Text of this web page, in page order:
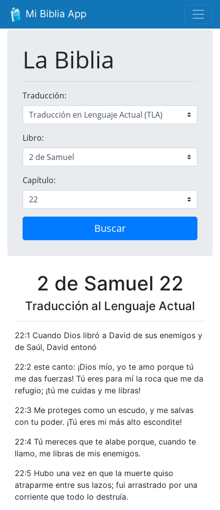
Mi Biblia App
La Biblia
Traducción:
Libro:
Capítulo:
Buscar
2 de Samuel 22
Traducción al Lenguaje Actual
22:1 Cuando Dios libró a David de sus enemigos y
de Saúl, David entonó
22:2 este canto: ¡Dios mío, yo te amo porque tú
me das fuerzas! Tú eres para mí la roca que me da
refugio; ¡tú me cuidas y me libras!
22:3 Me proteges como un escudo, y me salvas
con tu poder. ¡Tú eres mi más alto escondite!
22:4 Tú mereces que te alabe porque, cuando te
llamo, me libras de mis enemigos.
22:5 Hubo una vez en que la muerte quiso
atraparme entre sus lazos; fui arrastrado por una
corriente que todo lo destruía.